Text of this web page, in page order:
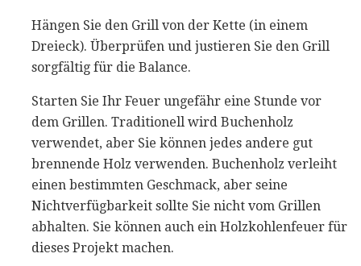
Hängen Sie den Grill von der Kette (in einem
Dreieck). Überprüfen und justieren Sie den Grill
sorgfältig für die Balance.
Starten Sie Ihr Feuer ungefähr eine Stunde vor
dem Grillen. Traditionell wird Buchenholz
verwendet, aber Sie können jedes andere gut
brennende Holz verwenden. Buchenholz verleiht
einen bestimmten Geschmack, aber seine
Nichtverfügbarkeit sollte Sie nicht vom Grillen
abhalten. Sie können auch ein Holzkohlenfeuer für
dieses Projekt machen.